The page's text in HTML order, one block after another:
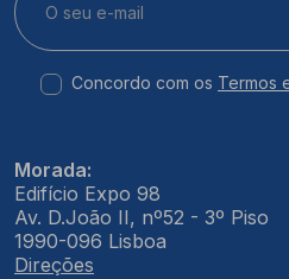
Concordo com os Termos
Morada:
Edifício Expo 98
Av. D.João II, nº52 - 3º Piso
1990-096 Lisboa
Direções